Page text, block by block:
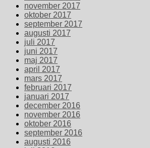
november 2017
oktober 2017
september 2017
augusti 2017
juli 2017
juni 2017
maj 2017
april 2017
mars 2017
februari 2017
januari 2017
december 2016
november 2016
oktober 2016
september 2016
augusti 2016